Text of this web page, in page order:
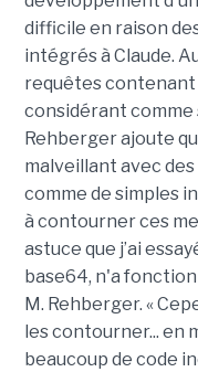
difficile en raison
intégrés à Claude.
requêtes contenant
considérant comme
Rehberger ajoute
malveillant avec
comme de simples
à contourner ces
astuce que j’ai
base64, n'a
M. Rehberger. «
les contourner... en
beaucoup de code